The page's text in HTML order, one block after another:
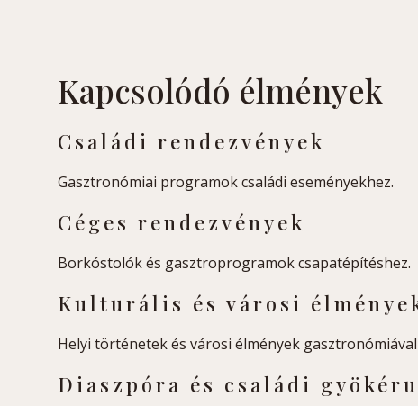
Kapcsolódó élmények
Családi rendezvények
Gasztronómiai programok családi eseményekhez.
Céges rendezvények
Borkóstolók és gasztroprogramok csapatépítéshez.
Kulturális és városi
Helyi történetek és városi élmények
Diaszpóra és családi